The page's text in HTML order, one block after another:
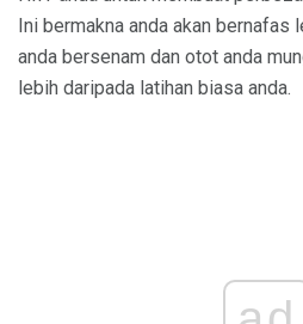
Ini bermakna anda akan bernafas
anda bersenam dan otot anda
lebih daripada latihan biasa anda.